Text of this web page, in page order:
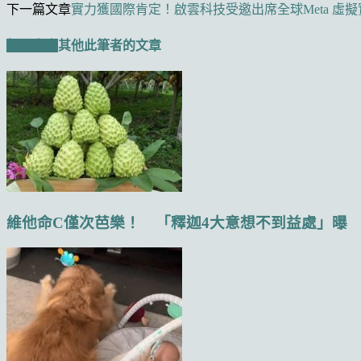
下一篇文章實力獲國際肯定！啟雲科技受邀出席全球Meta 虛
其他此筆者的文章
維他命C僅次芭樂！ 「釋迦4大意想不到益處」曝